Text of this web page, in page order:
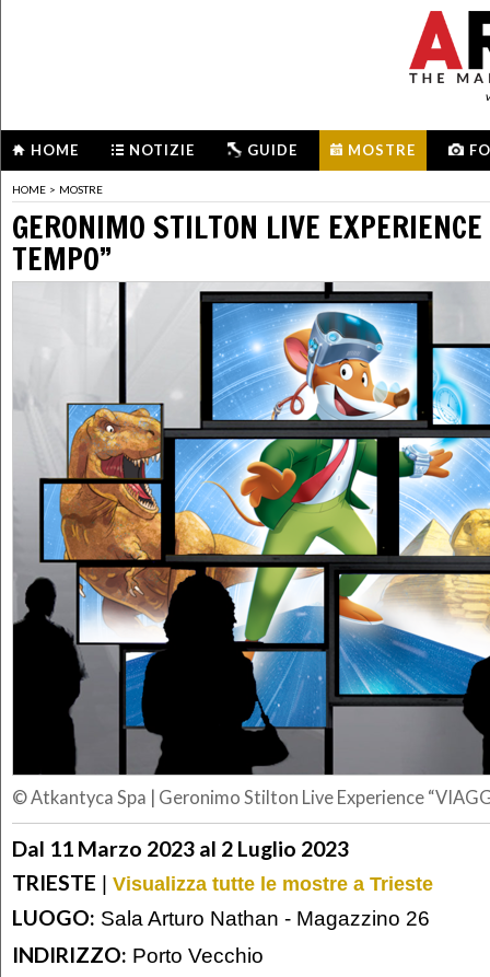
HOME NOTIZIE GUIDE MOSTRE
HOME > MOSTRE
GERONIMO STILTON LIVE
TEMPO”
© Atkantyca Spa Geronimo Stilton Live Experience
Dal 11 Marzo 2023 al 2 Luglio 2023
TRIESTE | Visualizza tutte le mostre a Trieste
LUOGO: Sala Arturo Nathan - Magazzino 26
INDIRIZZO: Porto Vecchio